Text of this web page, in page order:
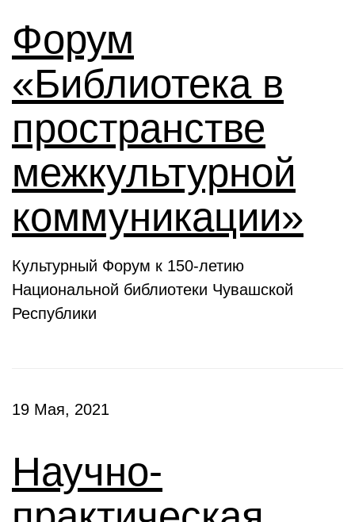
Форум
«Библиотека в
пространстве
межкультурной
коммуникации»
Культурный Форум к 150-летию
Национальной библиотеки Чувашской
Республики
19 Мая, 2021
Научно-